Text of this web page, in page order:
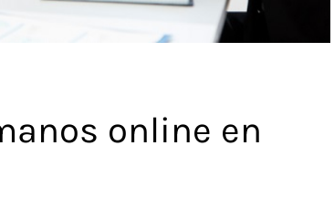
online en